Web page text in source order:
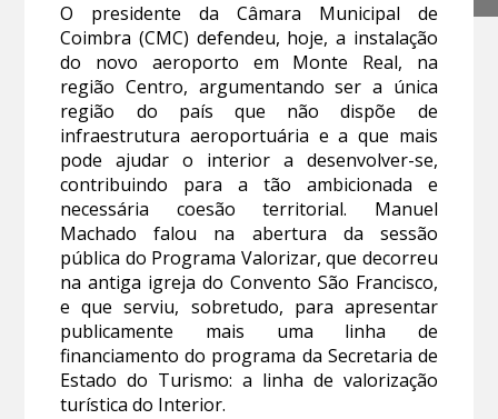
O presidente da Câmara Municipal de
Coimbra (CMC) defendeu, hoje, a instalação
do novo aeroporto em Monte Real, na
região Centro, argumentando ser a única
região do país que não dispõe de
infraestrutura aeroportuária e a que mais
pode ajudar o interior a desenvolver-se,
contribuindo para a tão ambicionada e
necessária coesão territorial. Manuel
Machado falou na abertura da sessão
pública do Programa Valorizar, que decorreu
na antiga igreja do Convento São Francisco,
e que serviu, sobretudo, para apresentar
publicamente mais uma linha de
financiamento do programa da Secretaria de
Estado do Turismo: a linha de valorização
turística do Interior.